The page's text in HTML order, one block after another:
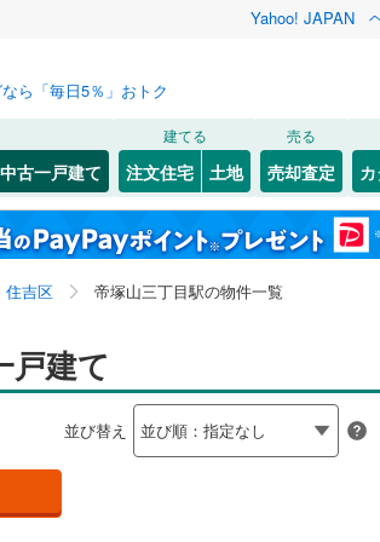
Yahoo! JAPAN
ら「毎日5％」おトク
中古一戸建て
建てる
注文住宅 土地
売る
売却査定
住吉区 帝塚山三丁目駅の物件一覧
戸建て
並び替え
宮城 秋田 山形
埼玉 千葉 茨城
富山
三重
紀勢本線（JR東海）( 0)
小浜線(10)
湖西線(135)
福知山線(351)
山陰本線
奈良線 (277)
3) (3) (2) (3) 神ノ木
築古・築30年以上（0）
オール電化
ビルトインガレージ（0）
防犯カメラ（ 0）
検索条件を保存しました
物件通知は、 マイページから設定できます。
、帝塚山三丁目駅
検索条件を保存する
マイページ
お気に入りリストを見る
閉じる
お気に入りリストを見る
閉じる